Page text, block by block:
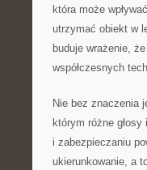
która może
utrzymać obiekt w
buduje wrażenie,
współczesnych
Nie bez znaczenia
którym różne
i zabezpieczaniu
ukierunkowanie, a